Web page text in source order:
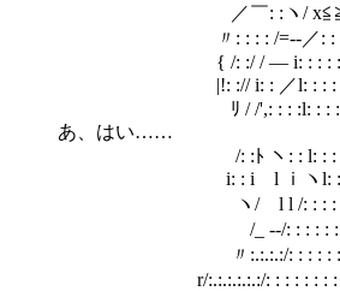
／￣: :ヽ/ x≦≧=
〃: : : : /=‐‐／: : : :
{ /: :/ / ― i: : : : : : :
|!: :// i: : ／l: : : : : :
ﾘ / /',: : : :l: : :
あ、はい……
/: :ﾄ ヽ: : l: : : : : :
i: : i l ｉヽl: : : : : :
ヽ/ l l /: : : : : : : :
/_ --/: : : : : : : : : :
〃:.:.:.:/: : : : : : : : : :
r/:.:.:.:.:.:/: : : : : : : : : : :